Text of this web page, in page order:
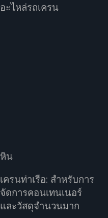
อะไหล่รถเครน
หิน
เครนท่าเรือ: สำหรับการ
จัดการคอนเทนเนอร์
และวัสดุจำนวนมาก